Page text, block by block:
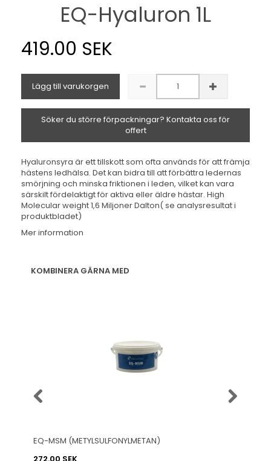
EQ-Hyaluron 1L
419.00 SEK
Lägg till varukorgen
Söker du större förpackningar? Kontakta oss för
offert
Hyaluronsyra är ett tillskott som ofta används för att främja
hästens ledhälsa. Det kan bidra till att förbättra ledernas
smörjning och minska friktionen i leden, vilket kan vara
särskilt fördelaktigt för aktiva eller äldre hästar. High
Molecular weight 1,6 Miljoner Dalton( se analysresultat i
produktbladet)
Mer information
KOMBINERA GÄRNA MED
EQ-MSM (METYLSULFONYLMETAN)